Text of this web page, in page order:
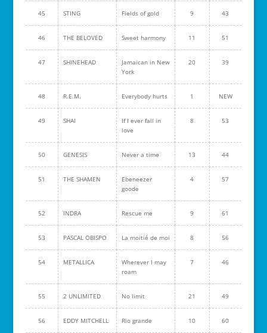
45 STING Fields of gold 9 43
46 THE BELOVED Sweet harmony 11 51
47 SHINEHEAD
Jamaican in New
York
20 39
48 R.E.M. Everybody hurts 1 NEW
49 SHAI
If I ever fall in
love
8 53
50 GENESIS Never a time 13 44
51 THE SHAMEN
Ebeneezer
goode
4 57
52 INDRA Rescue me 9 61
53 PASCAL OBISPO La moitié de moi 8 56
54 METALLICA
Wherever I may
roam
7 46
55 2 UNLIMITED No limit 21 49
56 EDDY MITCHELL Rio grande 10 60